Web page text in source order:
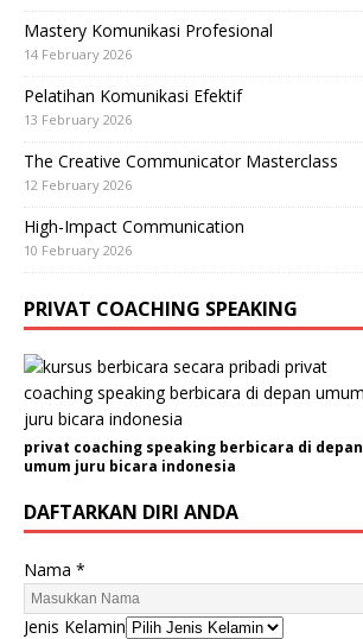
Mastery Komunikasi Profesional
14 February 2026
Pelatihan Komunikasi Efektif
13 February 2026
The Creative Communicator Masterclass
12 February 2026
High-Impact Communication
10 February 2026
PRIVAT COACHING SPEAKING
privat coaching speaking berbicara di depan
umum juru bicara indonesia
DAFTARKAN DIRI ANDA
Nama *
Jenis Kelamin